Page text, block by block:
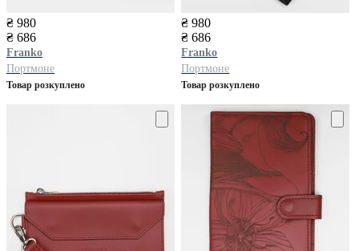
₴ 980
₴ 686
Franko
Портмоне
Товар розкуплено
₴ 980
₴ 686
Franko
Портмоне
Товар розкуплено